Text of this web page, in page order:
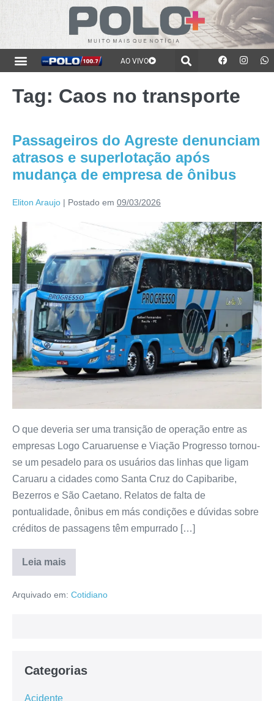
AO VIVO
Tag: Caos no transporte
Passageiros do Agreste denunciam
atrasos e superlotação após
mudança de empresa de ônibus
Eliton Araujo | Postado em 09/03/2026
O que deveria ser uma transição de operação entre as
empresas Logo Caruaruense e Viação Progresso tornou-
se um pesadelo para os usuários das linhas que ligam
Caruaru a cidades como Santa Cruz do Capibaribe,
Bezerros e São Caetano. Relatos de falta de
pontualidade, ônibus em más condições e dúvidas sobre
créditos de passagens têm empurrado […]
Leia mais
Arquivado em: Cotidiano
Categorias
Acidente